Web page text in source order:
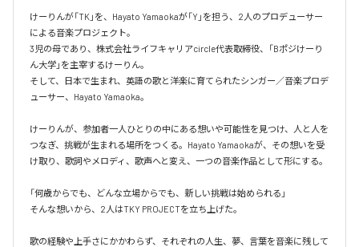
けーりんが「TK」を、Hayato Yamaokaが「Y」を担う、2人のプロデューサー
による音楽プロジェクト。
3児の母であり、株式会社ライフキャリアcircle代表取締役、「Bポジけーり
ん大学」を主宰するけーりん。
そして、日本で生まれ、英語の歌と洋楽に育てられたシンガー／音楽プロデ
ューサー、Hayato Yamaoka。
けーりんが、参加者一人ひとりの中にある想いや可能性を見つけ、人と人を
つなぎ、挑戦が生まれる場所をつくる。Hayato Yamaokaが、その想いを受
け取り、歌詞やメロディ、歌声へと変え、一つの音楽作品として形にする。
「何歳からでも、どんな立場からでも、新しい挑戦は始められる」
そんな想いから、2人はTKY PROJECTを立ち上げた。
歌の経験や上手さにかかわらず、それぞれの人生、夢、言葉を音楽に残して